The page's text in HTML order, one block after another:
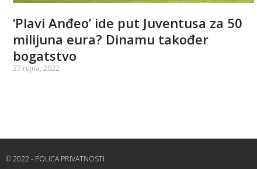
‘Plavi Anđeo’ ide put Juventusa za 50
milijuna eura? Dinamu također
bogatstvo
27 rujna, 2022
© 2022 - POLICA PRIVATNOSTI